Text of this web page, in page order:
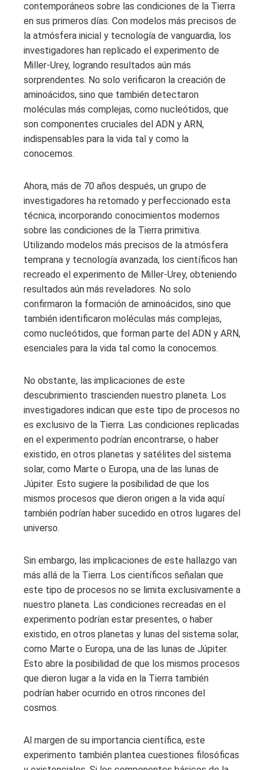
contemporáneos sobre las condiciones de la Tierra
en sus primeros días. Con modelos más precisos de
la atmósfera inicial y tecnología de vanguardia, los
investigadores han replicado el experimento de
Miller-Urey, logrando resultados aún más
sorprendentes. No solo verificaron la creación de
aminoácidos, sino que también detectaron
moléculas más complejas, como nucleótidos, que
son componentes cruciales del ADN y ARN,
indispensables para la vida tal y como la
conocemos.
Ahora, más de 70 años después, un grupo de
investigadores ha retomado y perfeccionado esta
técnica, incorporando conocimientos modernos
sobre las condiciones de la Tierra primitiva.
Utilizando modelos más precisos de la atmósfera
temprana y tecnología avanzada, los científicos han
recreado el experimento de Miller-Urey, obteniendo
resultados aún más reveladores. No solo
confirmaron la formación de aminoácidos, sino que
también identificaron moléculas más complejas,
como nucleótidos, que forman parte del ADN y ARN,
esenciales para la vida tal como la conocemos.
No obstante, las implicaciones de este
descubrimiento trascienden nuestro planeta. Los
investigadores indican que este tipo de procesos no
es exclusivo de la Tierra. Las condiciones replicadas
en el experimento podrían encontrarse, o haber
existido, en otros planetas y satélites del sistema
solar, como Marte o Europa, una de las lunas de
Júpiter. Esto sugiere la posibilidad de que los
mismos procesos que dieron origen a la vida aquí
también podrían haber sucedido en otros lugares del
universo.
Sin embargo, las implicaciones de este hallazgo van
más allá de la Tierra. Los científicos señalan que
este tipo de procesos no se limita exclusivamente a
nuestro planeta. Las condiciones recreadas en el
experimento podrían estar presentes, o haber
existido, en otros planetas y lunas del sistema solar,
como Marte o Europa, una de las lunas de Júpiter.
Esto abre la posibilidad de que los mismos procesos
que dieron lugar a la vida en la Tierra también
podrían haber ocurrido en otros rincones del
cosmos.
Al margen de su importancia científica, este
experimento también plantea cuestiones filosóficas